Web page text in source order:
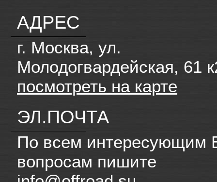
АДРЕС
г. Москва, ул.
Молодогвардейская, 61
посмотреть на карте
ЭЛ.ПОЧТА
По всем интересующим
вопросам пишите